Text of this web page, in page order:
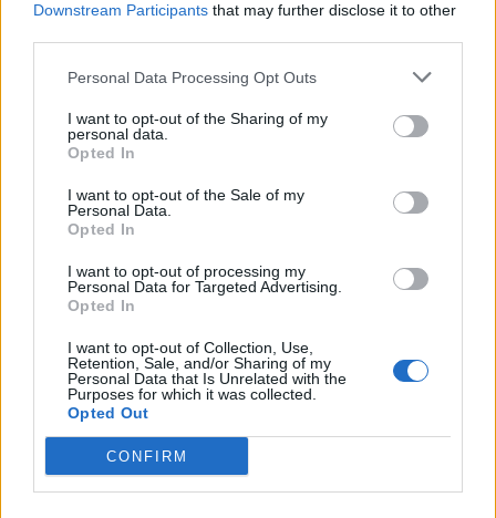
Downstream Participants that may further disclose it to other
Personal Data Processing Opt Outs
I want to opt-out of the Sharing of my
personal data.
Opted In
I want to opt-out of the Sale of my
Personal Data.
Opted In
I want to opt-out of processing my
Personal Data for Targeted Advertising.
Opted In
I want to opt-out of Collection, Use,
Retention, Sale, and/or Sharing of my
Personal Data that Is Unrelated with the
Purposes for which it was collected.
Opted Out
CONFIRM
Δείτε αυτή τη δημοσίευση στο Instagram.
🍽🍴🥄 @lafaretta IN @moschino
Η δημοσίευση κοινοποιήθηκε από το χρήστη Jeremy Scott